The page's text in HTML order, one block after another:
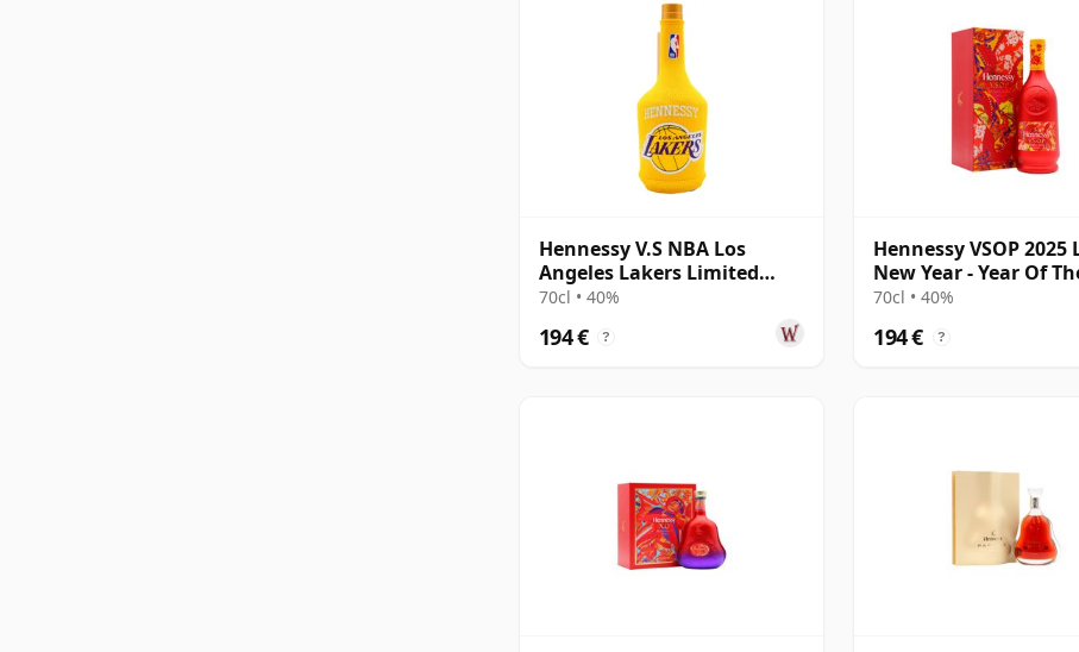
Hennessy V.S NBA Los
Angeles Lakers Limited
Edition Cognac
70cl • 40%
194 € ?
Hennessy VSOP 2025
New Year - Year Of
Snake Cognac
70cl • 40%
194 € ?